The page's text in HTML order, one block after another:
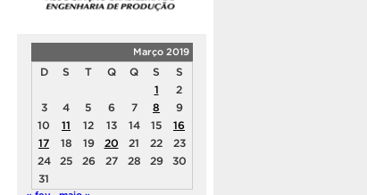
Março 2019
D S T Q Q S
S
1
2
3
4 5 6 7 8
9
10
11 12 13 14 15
16
17
18 19 20 21 22
23
24
25 26 27 28 29
30
31